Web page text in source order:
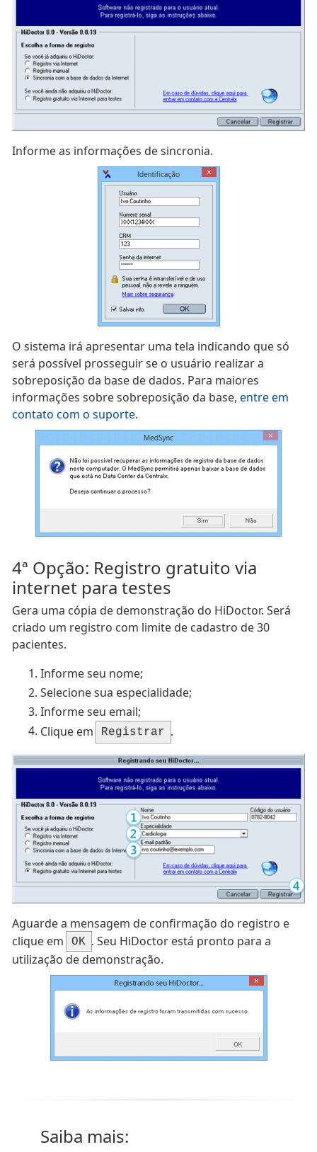
Informe as informações de sincronia.
O sistema irá apresentar uma tela indicando que só
será possível prosseguir se o usuário realizar a
sobreposição da base de dados. Para maiores
informações sobre sobreposição da base, entre em
contato com o suporte.
4ª Opção: Registro gratuito via
internet para testes
Gera uma cópia de demonstração do HiDoctor. Será
criado um registro com limite de cadastro de 30
pacientes.
Informe seu nome;
Selecione sua especialidade;
Informe seu email;
Clique em
Registrar .
Aguarde a mensagem de confirmação do registro e
clique em
OK . Seu HiDoctor está pronto para a
utilização de demonstração.
Saiba mais: